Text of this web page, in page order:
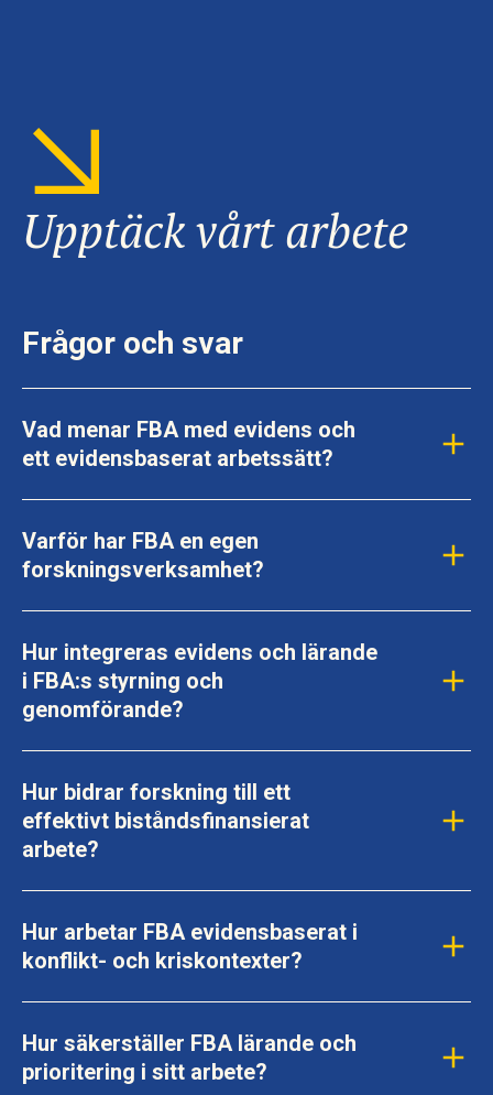
Upptäck vårt arbete
Frågor och svar
Vad menar FBA med evidens och
ett evidensbaserat arbetssätt?
Varför har FBA en egen
forskningsverksamhet?
Hur integreras evidens och lärande
i FBA:s styrning och
genomförande?
Hur bidrar forskning till ett
effektivt biståndsfinansierat
arbete?
Hur arbetar FBA evidensbaserat i
konflikt- och kriskontexter?
Hur säkerställer FBA lärande och
prioritering i sitt arbete?